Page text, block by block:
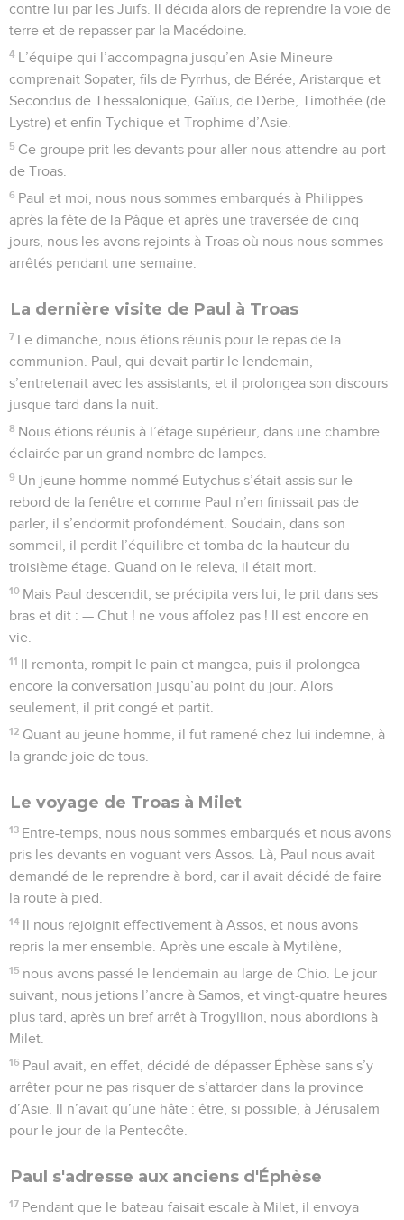
contre lui par les Juifs. Il décida alors de reprendre la voie de
terre et de repasser par la Macédoine.
4 L’équipe qui l’accompagna jusqu’en Asie Mineure
comprenait Sopater, fils de Pyrrhus, de Bérée, Aristarque et
Secondus de Thessalonique, Gaïus, de Derbe, Timothée (de
Lystre) et enfin Tychique et Trophime d’Asie.
5 Ce groupe prit les devants pour aller nous attendre au port
de Troas.
6 Paul et moi, nous nous sommes embarqués à Philippes
après la fête de la Pâque et après une traversée de cinq
jours, nous les avons rejoints à Troas où nous nous sommes
arrêtés pendant une semaine.
La dernière visite de Paul à Troas
7 Le dimanche, nous étions réunis pour le repas de la
communion. Paul, qui devait partir le lendemain,
s’entretenait avec les assistants, et il prolongea son discours
jusque tard dans la nuit.
8 Nous étions réunis à l’étage supérieur, dans une chambre
éclairée par un grand nombre de lampes.
9 Un jeune homme nommé Eutychus s’était assis sur le
rebord de la fenêtre et comme Paul n’en finissait pas de
parler, il s’endormit profondément. Soudain, dans son
sommeil, il perdit l’équilibre et tomba de la hauteur du
troisième étage. Quand on le releva, il était mort.
10 Mais Paul descendit, se précipita vers lui, le prit dans ses
bras et dit : — Chut ! ne vous affolez pas ! Il est encore en
vie.
11 Il remonta, rompit le pain et mangea, puis il prolongea
encore la conversation jusqu’au point du jour. Alors
seulement, il prit congé et partit.
12 Quant au jeune homme, il fut ramené chez lui indemne, à
la grande joie de tous.
Le voyage de Troas à Milet
13 Entre-temps, nous nous sommes embarqués et nous avons
pris les devants en voguant vers Assos. Là, Paul nous avait
demandé de le reprendre à bord, car il avait décidé de faire
la route à pied.
14 Il nous rejoignit effectivement à Assos, et nous avons
repris la mer ensemble. Après une escale à Mytilène,
15 nous avons passé le lendemain au large de Chio. Le jour
suivant, nous jetions l’ancre à Samos, et vingt-quatre heures
plus tard, après un bref arrêt à Trogyllion, nous abordions à
Milet.
16 Paul avait, en effet, décidé de dépasser Éphèse sans s’y
arrêter pour ne pas risquer de s’attarder dans la province
d’Asie. Il n’avait qu’une hâte : être, si possible, à Jérusalem
pour le jour de la Pentecôte.
Paul s'adresse aux anciens d'Éphèse
17 Pendant que le bateau faisait escale à Milet, il envoya